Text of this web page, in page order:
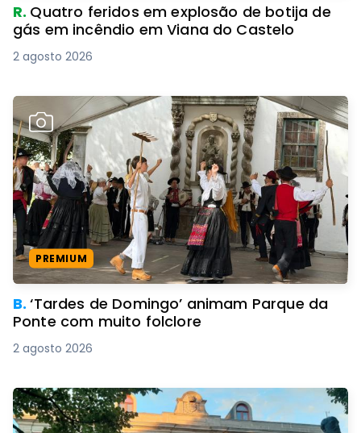
R. Quatro feridos em explosão de botija de
gás em incêndio em Viana do Castelo
2 agosto 2026
PREMIUM
B.‘Tardes de Domingo’ animam Parque da
Ponte com muito folclore
2 agosto 2026